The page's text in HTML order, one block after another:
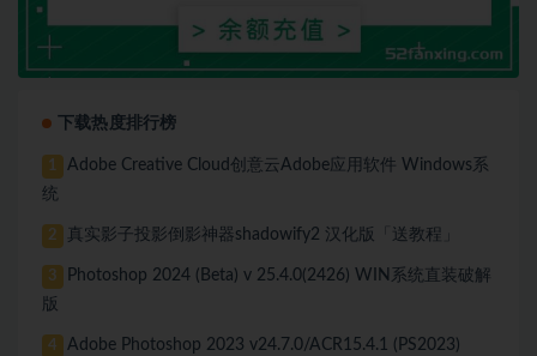
下载热度排行榜
1
Adobe Creative Cloud创意云Adobe应用软件 Windows系
统
2 真实影子投影倒影神器shadowify2 汉化版「送教程」
3
Photoshop 2024 (Beta) v 25.4.0(2426) WIN系统直装破解
版
4
Adobe Photoshop 2023 v24.7.0/ACR15.4.1 (PS2023)